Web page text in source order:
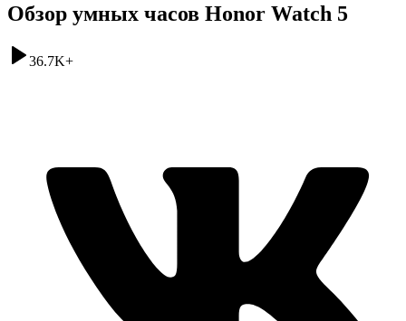
Обзор умных часов Honor Watch 5
36.7K+